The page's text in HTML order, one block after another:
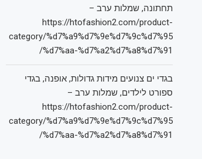
תחתונה, שמלות ערב –
https://htofashion2.com/product-
category/%d7%a9%d7%9e%d7%9c%d7%95
%d7%aa-%d7%a2%d7%a8%d7%91/
בגדי ים צנועים מידות גדולות, אופנה, בגדי
ספורט לילדים, שמלות ערב –
https://htofashion2.com/product-
category/%d7%a9%d7%9e%d7%9c%d7%95
%d7%aa-%d7%a2%d7%a8%d7%91/